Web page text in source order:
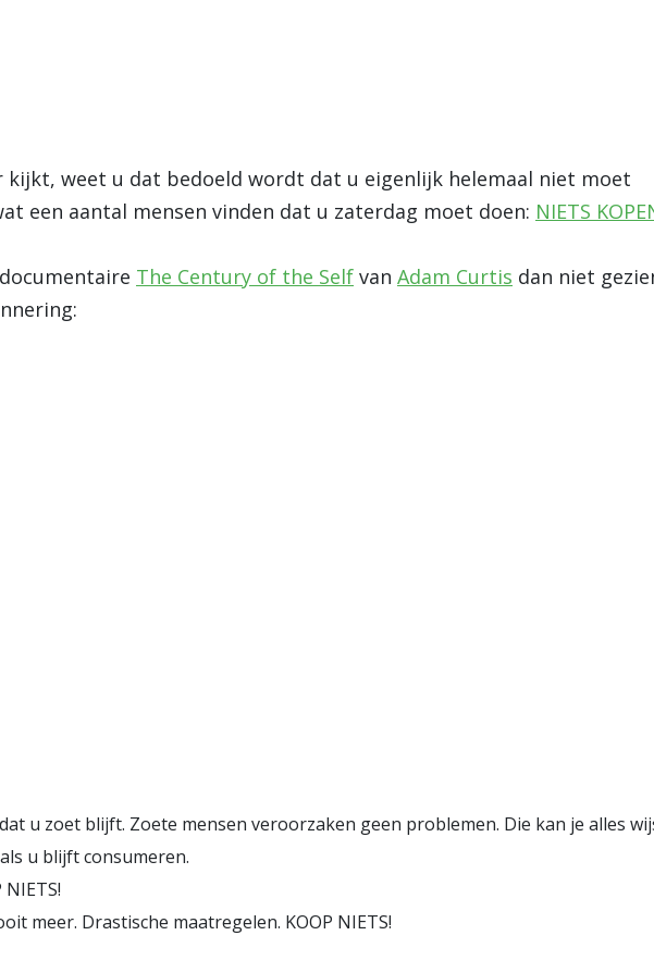
kijkt, weet u dat bedoeld wordt dat u eigenlijk helemaal niet moet
een aantal mensen vinden dat u zaterdag moet doen: NIETS
The Century of the Self van Adam Curtis dan niet
u zoet blijft. Zoete mensen veroorzaken geen problemen. Die kan je alles
u blijft consumeren.
meer. Drastische maatregelen. KOOP NIETS!